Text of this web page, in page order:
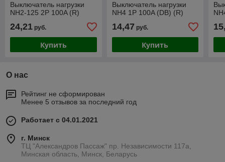
Выключатель нагрузки
NH2-125 2P 100A (R)
24,21 руб.
Купить
Выключатель нагрузки
NH4 1P 100A (DB) (R)
14,47 руб.
Купить
О нас
Рейтинг не сформирован
Менее 5 отзывов за последний год
Работает с 04.01.2021
г. Минск
ТЦ "Александров Пассаж" пр. Независимости 117а,
Минская область, Минск, Беларусь